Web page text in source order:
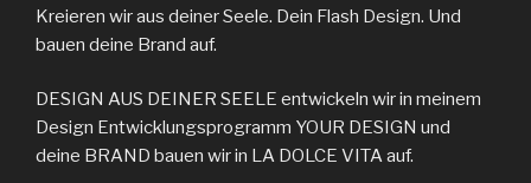
Kreieren wir aus deiner Seele. Dein Flash Design. Und
bauen deine Brand auf.
DESIGN AUS DEINER SEELE entwickeln wir in meinem
Design Entwicklungsprogramm YOUR DESIGN und
deine BRAND bauen wir in LA DOLCE VITA auf.